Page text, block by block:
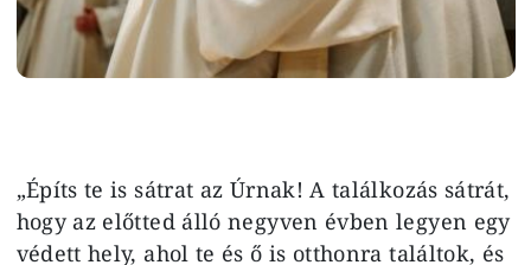
„Építs te is sátrat az Úrnak! A találkozás sátrát,
hogy az előtted álló negyven évben legyen egy
védett hely, ahol te és ő is otthonra találtok, és